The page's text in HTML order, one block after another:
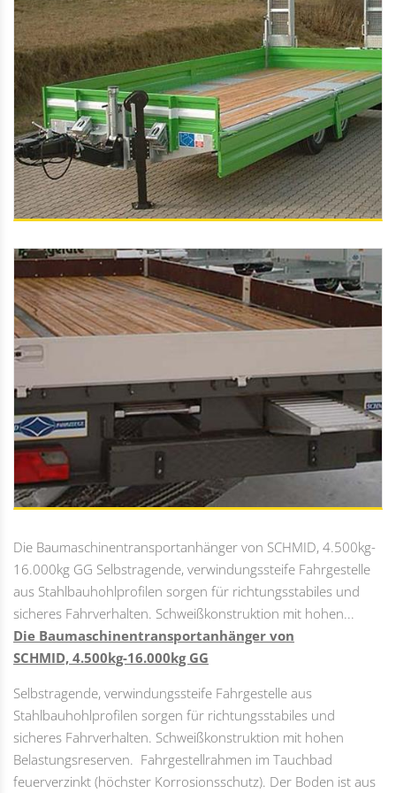
Die Baumaschinentransportanhänger von SCHMID, 4.500kg-
16.000kg GG Selbstragende, verwindungssteife Fahrgestelle
aus Stahlbauhohlprofilen sorgen für richtungsstabiles und
sicheres Fahrverhalten. Schweißkonstruktion mit hohen...
Die Baumaschinentransportanhänger von
SCHMID, 4.500kg-16.000kg GG
Selbstragende, verwindungssteife Fahrgestelle aus
Stahlbauhohlprofilen sorgen für richtungsstabiles und
sicheres Fahrverhalten. Schweißkonstruktion mit hohen
Belastungsreserven. Fahrgestellrahmen im Tauchbad
feuerverzinkt (höchster Korrosionsschutz). Der Boden ist aus